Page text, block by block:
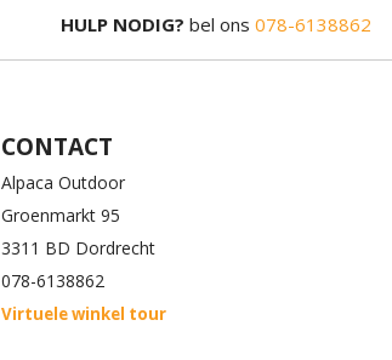
HULP NODIG? bel ons 078-6138862
CONTACT
Alpaca Outdoor
Groenmarkt 95
3311 BD Dordrecht
078-6138862
Virtuele winkel tour